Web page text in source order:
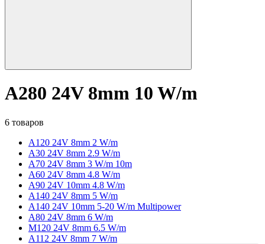
A280 24V 8mm 10 W/m
6 товаров
A120 24V 8mm 2 W/m
A30 24V 8mm 2.9 W/m
A70 24V 8mm 3 W/m 10m
A60 24V 8mm 4.8 W/m
A90 24V 10mm 4.8 W/m
A140 24V 8mm 5 W/m
A140 24V 10mm 5-20 W/m Multipower
A80 24V 8mm 6 W/m
M120 24V 8mm 6.5 W/m
A112 24V 8mm 7 W/m